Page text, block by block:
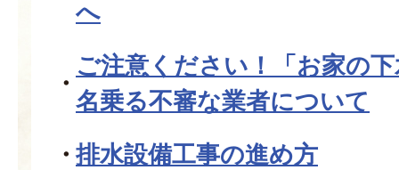
へ
ご注意ください！「お家の
名乗る不審な業者について
排水設備工事の進め方